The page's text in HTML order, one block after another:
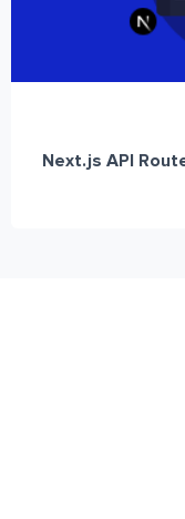
Next.js API